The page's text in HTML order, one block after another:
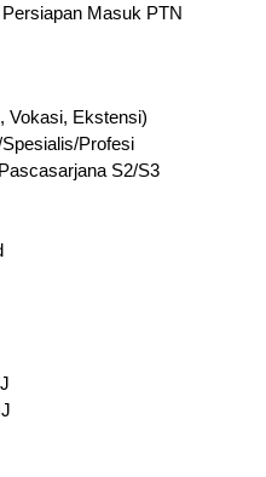
Masuk PTN
Vokasi, Ekstensi)
Profesi
S2/S3